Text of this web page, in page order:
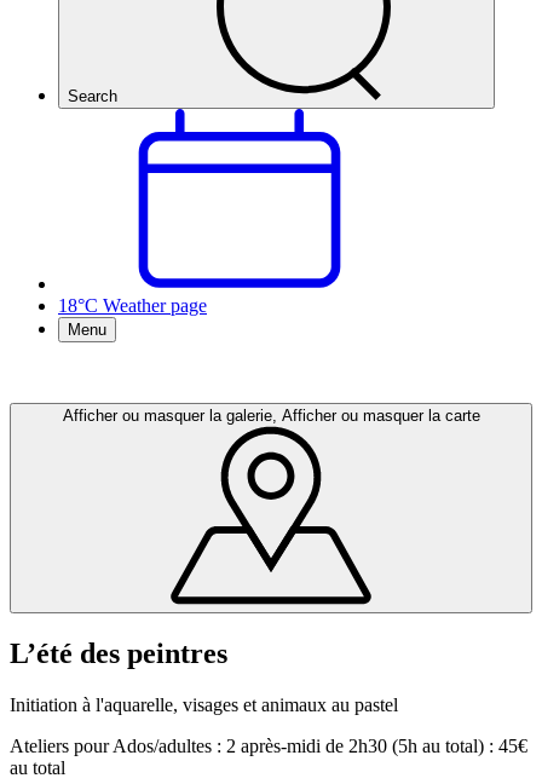
Search
18°C Weather page
Menu
Afficher ou masquer la galerie, Afficher ou masquer la carte
L’été des peintres
Initiation à l'aquarelle, visages et animaux au pastel
Ateliers pour Ados/adultes : 2 après-midi de 2h30 (5h au total) : 45€
au total